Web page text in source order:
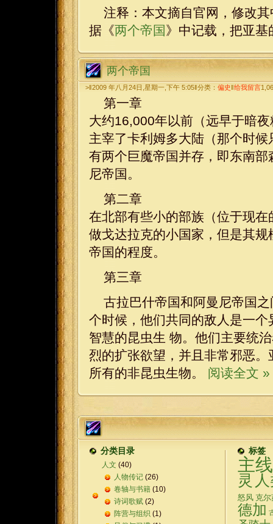
注释：本文摘自官网，修改
据《两个帝国》中记载，把亚基
两个帝国
>‖2009 年八月24日,星期一,下午 5:05‖分类： 偏史‖给我留言
第一章
大约16,000年以前（远早于暗
主宰了卡利姆多大陆（那个时
有两个巨魔帝国并存，即东南
尼帝国。
第二章
在北部有些小的部族（位于现
做戈达拉克的小国家，但是其
帝国的程度。
第三章
古拉巴什帝国和阿曼尼帝国
个时候，他们共同的敌人是一
智慧的昆虫生 物。他们主要统
烈的扩张欲望，并且非常邪恶
所有的非昆虫生物。 阅读全文 »
分类目录
人文 (40)
人物传记 (26)
卷轴与书籍 (10)
诗词歌赋 (2)
阵营与组织 (1)
标签
主
灵
怒风 克
德加